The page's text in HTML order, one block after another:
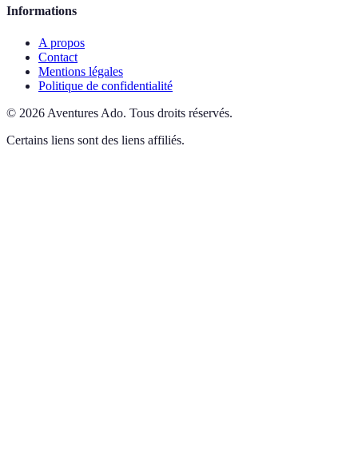
Informations
A propos
Contact
Mentions légales
Politique de confidentialité
© 2026 Aventures Ado. Tous droits réservés.
Certains liens sont des liens affiliés.